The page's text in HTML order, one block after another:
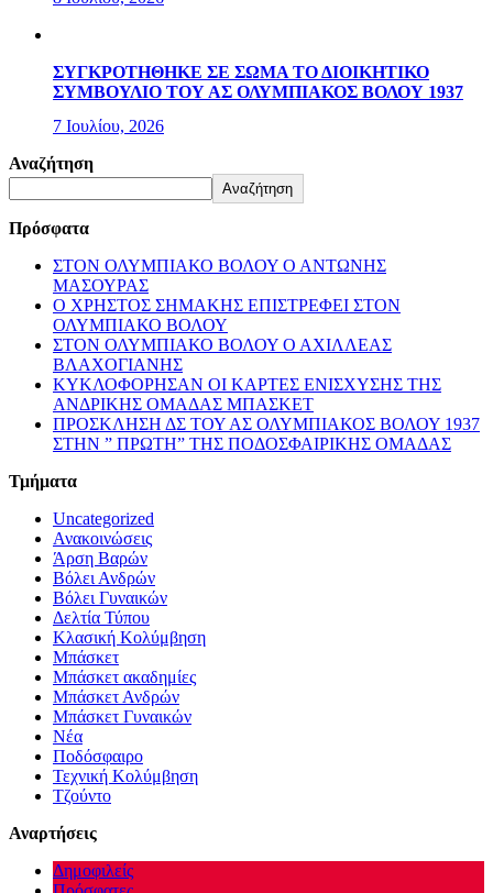
ΣΥΓΚΡΟΤΗΘΗΚΕ ΣΕ ΣΩΜΑ ΤΟ ΔΙΟΙΚΗΤΙΚΟ
ΣΥΜΒΟΥΛΙΟ ΤΟΥ ΑΣ ΟΛΥΜΠΙΑΚΟΣ ΒΟΛΟΥ 1937
7 Ιουλίου, 2026
Αναζήτηση
Αναζήτηση
Πρόσφατα
ΣΤΟΝ ΟΛΥΜΠΙΑΚΟ ΒΟΛΟΥ Ο ΑΝΤΩΝΗΣ
ΜΑΣΟΥΡΑΣ
Ο ΧΡΗΣΤΟΣ ΣΗΜΑΚΗΣ ΕΠΙΣΤΡΕΦΕΙ ΣΤΟΝ
ΟΛΥΜΠΙΑΚΟ ΒΟΛΟΥ
ΣΤΟΝ ΟΛΥΜΠΙΑΚΟ ΒΟΛΟΥ Ο ΑΧΙΛΛΕΑΣ
ΒΛΑΧΟΓΙΑΝΗΣ
ΚΥΚΛΟΦΟΡΗΣΑΝ ΟΙ ΚΑΡΤΕΣ ΕΝΙΣΧΥΣΗΣ ΤΗΣ
ΑΝΔΡΙΚΗΣ ΟΜΑΔΑΣ ΜΠΑΣΚΕΤ
ΠΡΟΣΚΛΗΣΗ ΔΣ ΤΟΥ ΑΣ ΟΛΥΜΠΙΑΚΟΣ ΒΟΛΟΥ 1937
ΣΤΗΝ ” ΠΡΩΤΗ” ΤΗΣ ΠΟΔΟΣΦΑΙΡΙΚΗΣ ΟΜΑΔΑΣ
Τμήματα
Uncategorized
Ανακοινώσεις
Άρση Βαρών
Βόλει Ανδρών
Βόλει Γυναικών
Δελτία Τύπου
Κλασική Κολύμβηση
Μπάσκετ
Μπάσκετ ακαδημίες
Μπάσκετ Ανδρών
Μπάσκετ Γυναικών
Νέα
Ποδόσφαιρο
Τεχνική Κολύμβηση
Τζούντο
Αναρτήσεις
Δημοφιλείς